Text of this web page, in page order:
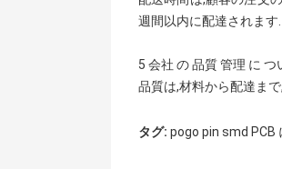
週間以内に配達されます.
5 会社 の 品質 管理 に つ
品質は,材料から配達ま
タグ: pogo pin smd PCB